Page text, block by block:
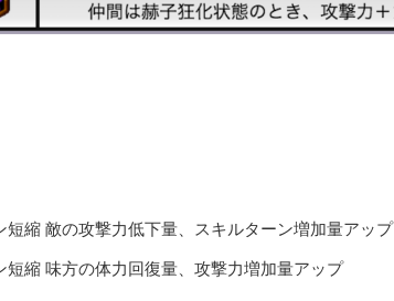
縮 敵の攻撃力低下量、スキルターン増加量アップ
縮 味方の体力回復量、攻撃力増加量アップ